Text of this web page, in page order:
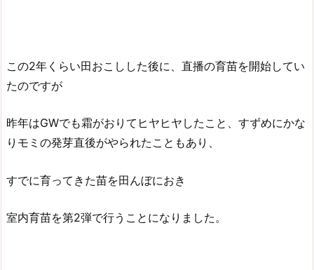
この2年くらい田おこしした後に、直播の育苗を開始してい
たのですが
昨年はGWでも霜がおりてヒヤヒヤしたこと、すずめにかな
りモミの発芽直後がやられたこともあり、
すでに育ってきた苗を田んぼにおき
室内育苗を第2弾で行うことになりました。